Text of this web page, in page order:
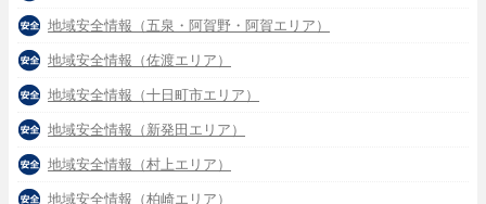
地域安全情報（五泉・阿賀野・阿賀エリア）
地域安全情報（佐渡エリア）
地域安全情報（十日町市エリア）
地域安全情報（新発田エリア）
地域安全情報（村上エリア）
地域安全情報（柏崎エリア）